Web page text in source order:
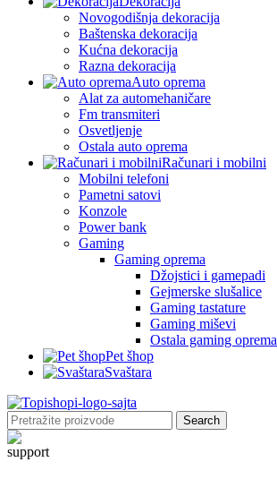
Novogodišnja dekoracija
Baštenska dekoracija
Kućna dekoracija
Razna dekoracija
Auto oprema
Alat za automehaničare
Fm transmiteri
Osvetljenje
Ostala auto oprema
Računari i mobilni
Mobilni telefoni
Pametni satovi
Konzole
Power bank
Gaming
Gaming oprema
Džojstici i gamepadi
Gejmerske slušalice
Gaming tastature
Gaming miševi
Ostala gaming oprema
Pet šhop
Svaštara
Search